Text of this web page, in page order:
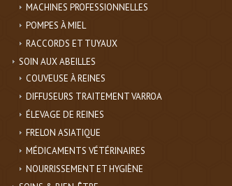
MACHINES PROFESSIONNELLES
POMPES À MIEL
RACCORDS ET TUYAUX
SOIN AUX ABEILLES
COUVEUSE À REINES
DIFFUSEURS TRAITEMENT VARROA
ÉLEVAGE DE REINES
FRELON ASIATIQUE
MÉDICAMENTS VÉTÉRINAIRES
NOURRISSEMENT ET HYGIÈNE